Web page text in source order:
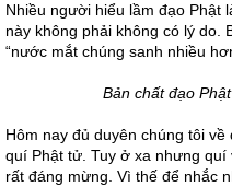
Nhiều người hiểu lầm đạo Phật
này không phải không có lý do.
“nước mắt chúng sanh nhiều
Bản chất đạo
Hôm nay đủ duyên chúng tôi
quí Phật tử. Tuy ở xa nhưng quí
rất đáng mừng. Vì thế để nhắc